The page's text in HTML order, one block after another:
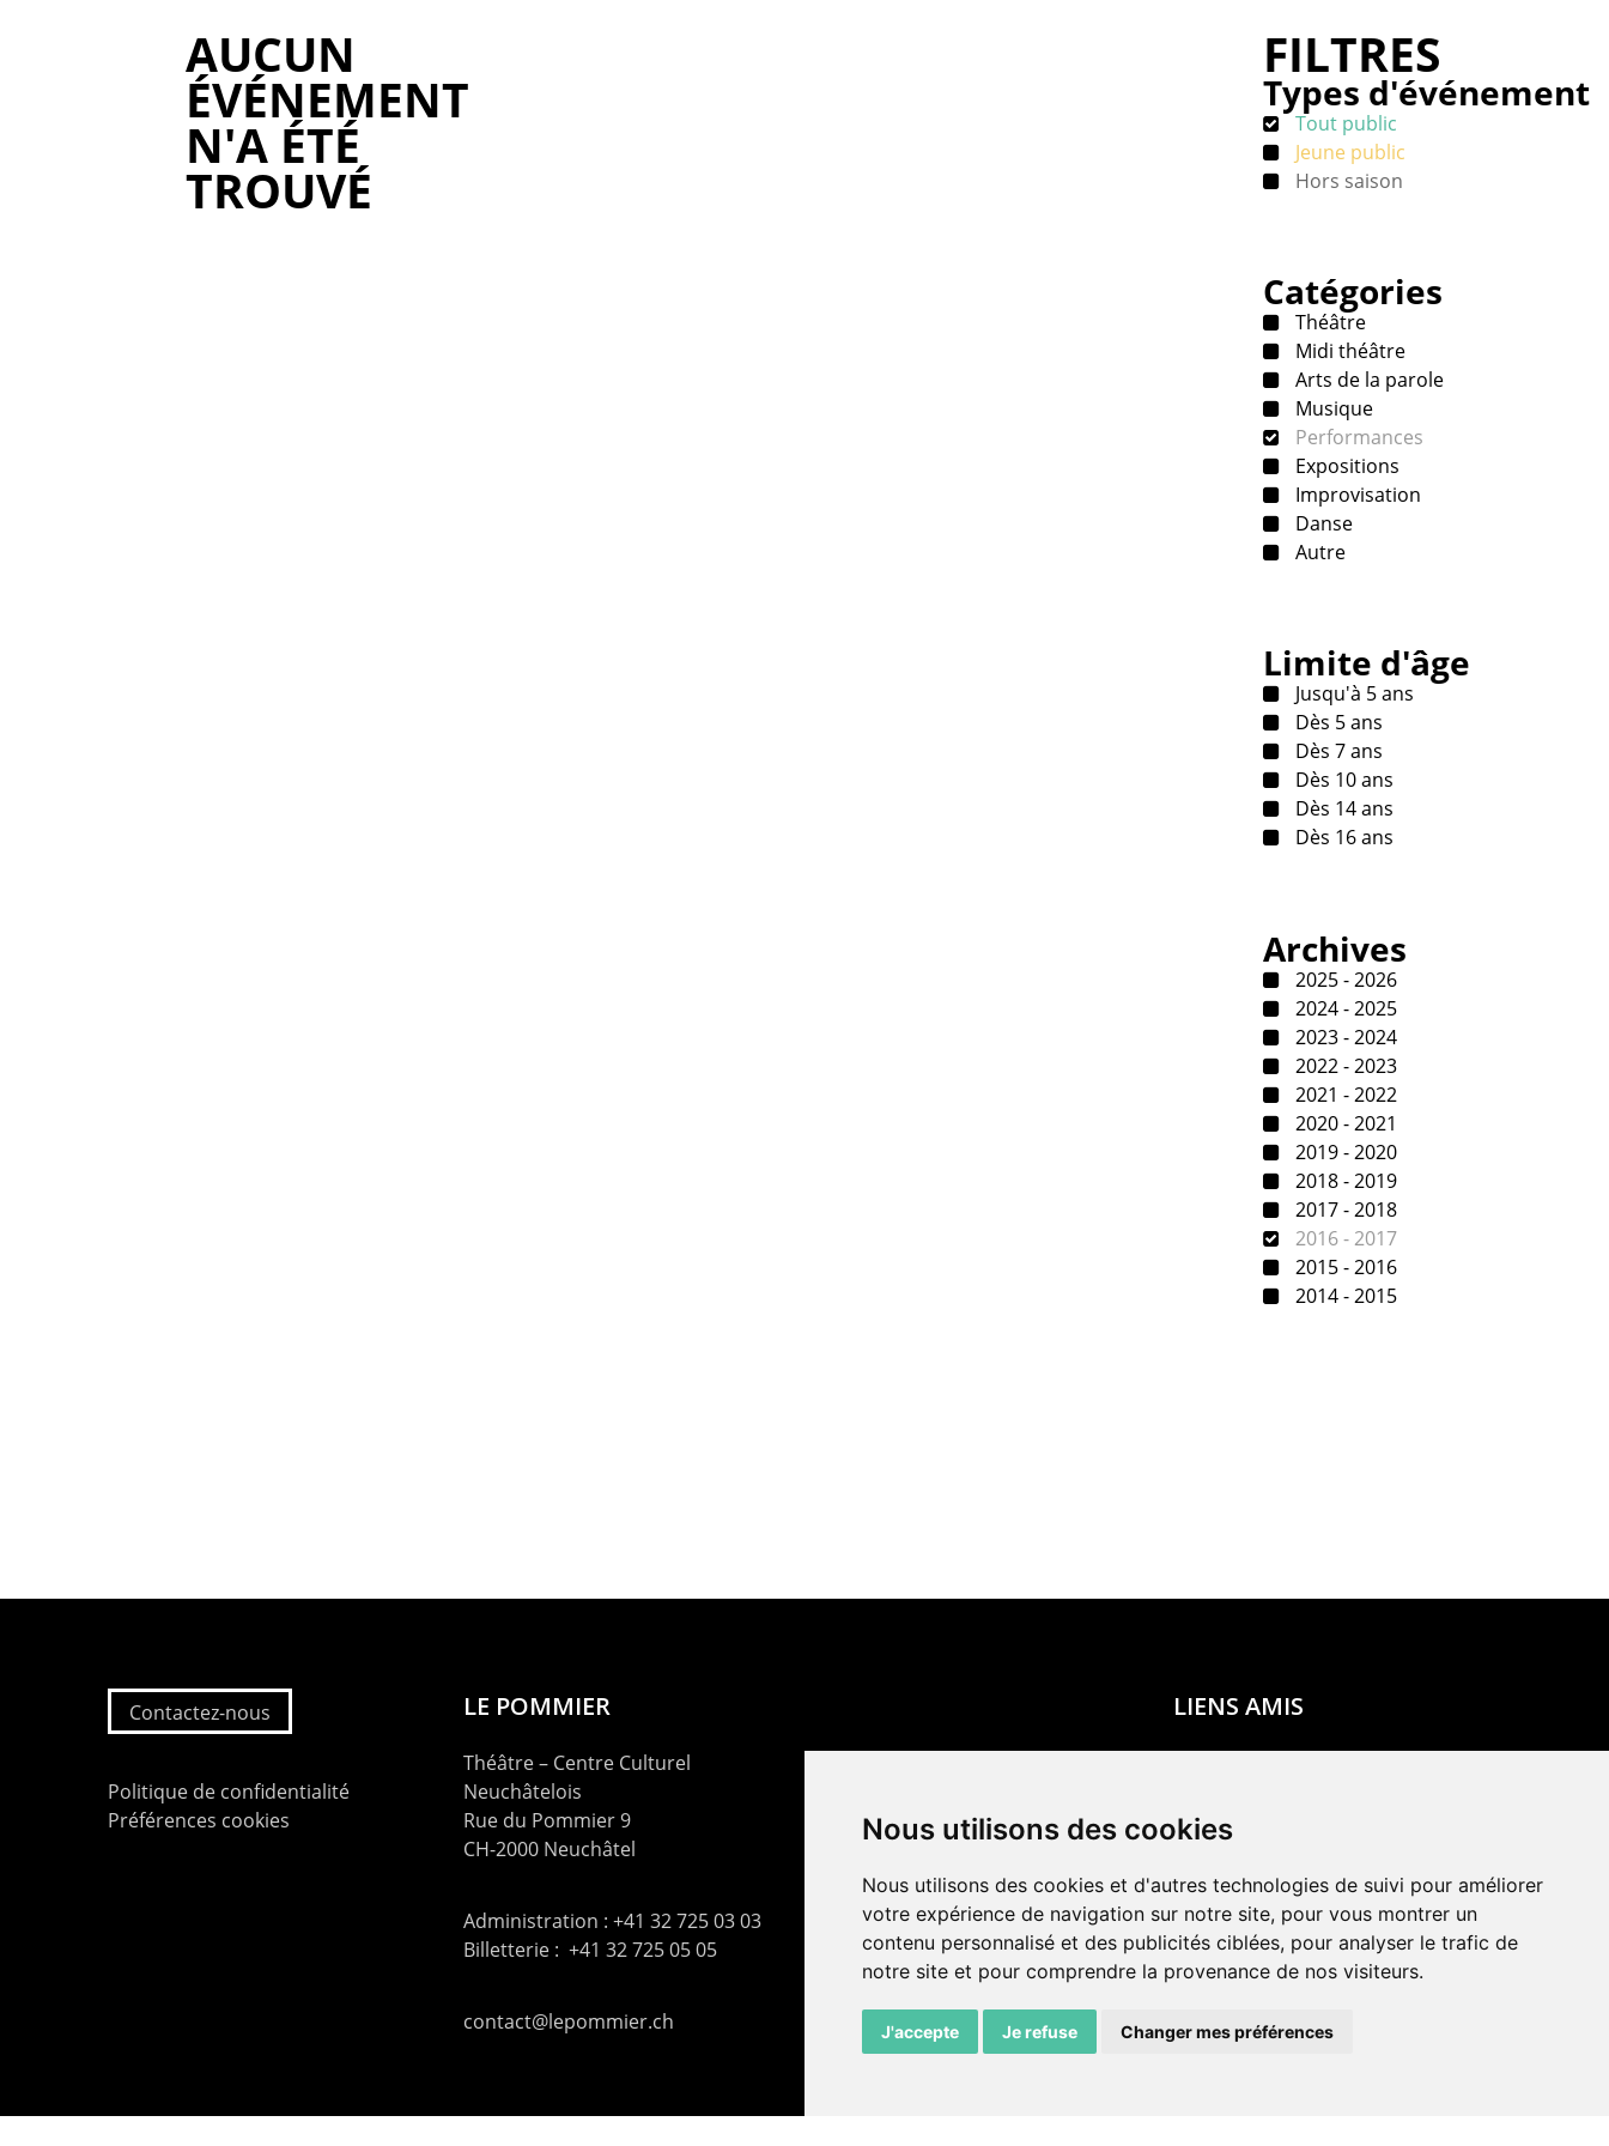
Nous utilisons des cookies
Nous utilisons des cookies et d'autres technologies de suivi pour améliorer
votre expérience de navigation sur notre site, pour vous montrer un
contenu personnalisé et des publicités ciblées, pour analyser le trafic de
notre site et pour comprendre la provenance de nos visiteurs.
J'accepte Je refuse Changer mes préférences
AUCUN
ÉVÉNEMENT
N'A ÉTÉ
TROUVÉ
FILTRES
Types d'événement
Tout public
Jeune public
Hors saison
Catégories
Théâtre
Midi théâtre
Arts de la parole
Musique
Performances
Expositions
Improvisation
Danse
Autre
Limite d'âge
Jusqu'à 5 ans
Dès 5 ans
Dès 7 ans
Dès 10 ans
Dès 14 ans
Dès 16 ans
Archives
2025 - 2026
2024 - 2025
2023 - 2024
2022 - 2023
2021 - 2022
2020 - 2021
2019 - 2020
2018 - 2019
2017 - 2018
2016 - 2017
2015 - 2016
2014 - 2015
Contactez-nous
Politique de confidentialité
Préférences cookies
LE POMMIER
Théâtre – Centre Culturel
Neuchâtelois
Rue du Pommier 9
CH-2000 Neuchâtel
Administration : +41 32 725 03 03
Billetterie : +41 32 725 05 05
contact@lepommier.ch
LIENS AMIS